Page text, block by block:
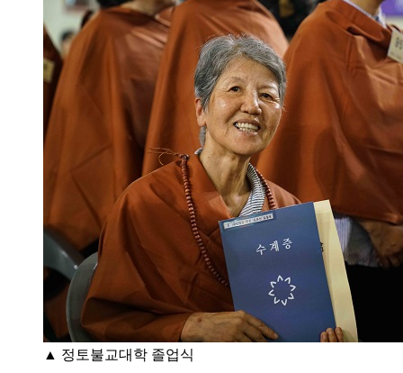
▲ 정토불교대학 졸업식